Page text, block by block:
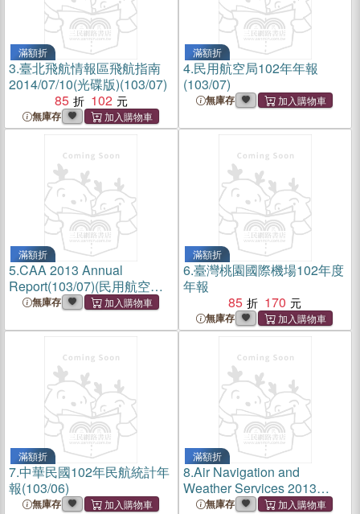
滿額折
3.臺北飛航情報區飛航指南
2014/07/10(光碟版)(103/07)
85
102
無庫存
滿額折
4.民用航空局102年年報
(103/07)
無庫存
滿額折
5.CAA 2013 Annual
Report(103/07)(民用航空局
102年年報-英文版)
無庫存
滿額折
6.臺灣桃園國際機場102年度
年報
85
170
無庫存
滿額折
7.中華民國102年民航統計年
報(103/06)
無庫存
滿額折
8.Air Navigation and
Weather Services 2013
Annual Report(103/06)
無庫存